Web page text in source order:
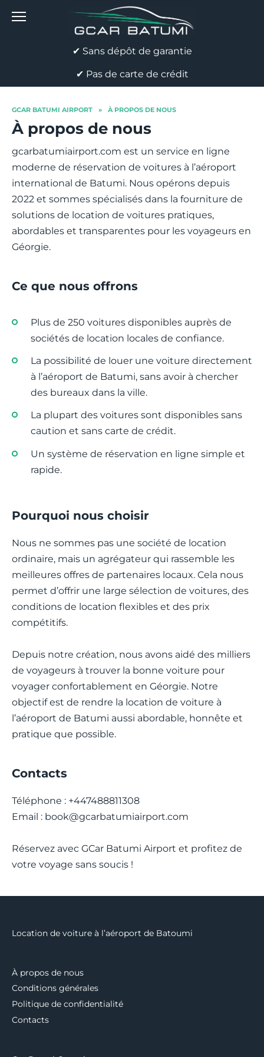
✔ Sans dépôt de garantie
✔ Pas de carte de crédit
GCAR BATUMI AIRPORT » À PROPOS DE NOUS
À propos de nous
gcarbatumiairport.com est un service en ligne
moderne de réservation de voitures à l’aéroport
international de Batumi. Nous opérons depuis
2022 et sommes spécialisés dans la fourniture de
solutions de location de voitures pratiques,
abordables et transparentes pour les voyageurs en
Géorgie.
Ce que nous offrons
Plus de 250 voitures disponibles auprès de
sociétés de location locales de confiance.
La possibilité de louer une voiture directement
à l’aéroport de Batumi, sans avoir à chercher
des bureaux dans la ville.
La plupart des voitures sont disponibles sans
caution et sans carte de crédit.
Un système de réservation en ligne simple et
rapide.
Pourquoi nous choisir
Nous ne sommes pas une société de location
ordinaire, mais un agrégateur qui rassemble les
meilleures offres de partenaires locaux. Cela nous
permet d’offrir une large sélection de voitures, des
conditions de location flexibles et des prix
compétitifs.
Depuis notre création, nous avons aidé des milliers
de voyageurs à trouver la bonne voiture pour
voyager confortablement en Géorgie. Notre
objectif est de rendre la location de voiture à
l’aéroport de Batumi aussi abordable, honnête et
pratique que possible.
Contacts
Téléphone : +447488811308
Email : book@gcarbatumiairport.com
Réservez avec GCar Batumi Airport et profitez de
votre voyage sans soucis !
Location de voiture à l’aéroport de Batoumi
À propos de nous
Conditions générales
Politique de confidentialité
Contacts